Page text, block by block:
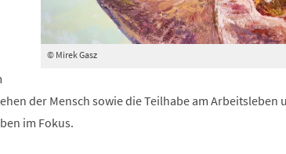
© Mirek Gasz
der Mensch sowie die Teilhabe am Arbeitsleben
im Fokus.